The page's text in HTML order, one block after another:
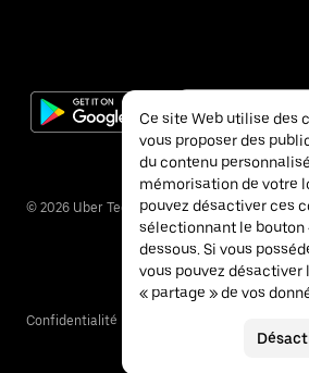
© 2026 Uber Technologies Inc.
Confidentialité
Ce site Web utilise des
vous proposer des
du contenu
mémorisation de votre
pouvez désactiver ces
sélectionnant le bouton
dessous. Si vous
vous pouvez désactiver
« partage » de vos